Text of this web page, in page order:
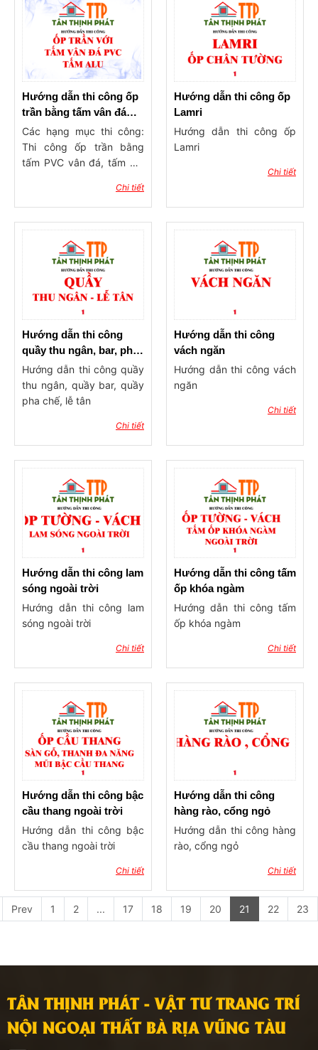
Hướng dẫn thi công ốp
trần bằng tấm vân đá
PVC, Alu
Các hạng mục thi công:
Thi công ốp trần bằng
tấm PVC vân đá, tấm Alu
ngủ, trần nhà … cho công
trình dân dụng, văn
phòng, sảnh tiếp khách …
Tư vấn chuẩn bị vật tư và
phụ kiện như sau: 1. Tấm
PVC vân đá hoặc tấm Alu
2. Keo dán 2 mặt, keo TGI
hoặc 999, keo 502, keo
silicon trắng trong, keo
che mối nối, các loại đèn
led hắt, led dây trang trí
… 3. Các loại nẹp V và
viền trang trí hoặc phào
chỉ như phào trần, phào
hoặc có thể nẹp bằng
nẹp V inox vàng, nhôm …
Video hướng dẫn thi công
ốp trần bằng tấm vân đá
PVC, Alu
Chi tiết
Hướng dẫn thi công ốp
Lamri
Hướng dẫn thi công ốp
Lamri
Chi tiết
Hướng dẫn thi công
quầy thu ngân, bar, pha
chế, lễ tân
Hướng dẫn thi công quầy
thu ngân, quầy bar, quầy
pha chế, lễ tân
Chi tiết
Hướng dẫn thi công
vách ngăn
Hướng dẫn thi công vách
ngăn
Chi tiết
Hướng dẫn thi công lam
sóng ngoài trời
Hướng dẫn thi công lam
sóng ngoài trời
Chi tiết
Hướng dẫn thi công tấm
ốp khóa ngàm
Hướng dẫn thi công tấm
ốp khóa ngàm
Chi tiết
Hướng dẫn thi công bậc
cầu thang ngoài trời
Hướng dẫn thi công bậc
cầu thang ngoài trời
Chi tiết
Hướng dẫn thi công
hàng rào, cổng ngỏ
Hướng dẫn thi công hàng
rào, cổng ngỏ
Chi tiết
Prev 1 2 ... 17 18 19 20 21 22 23
TÂN THỊNH PHÁT - VẬT TƯ TRANG TRÍ
NỘI NGOẠI THẤT BÀ RỊA VŨNG TÀU